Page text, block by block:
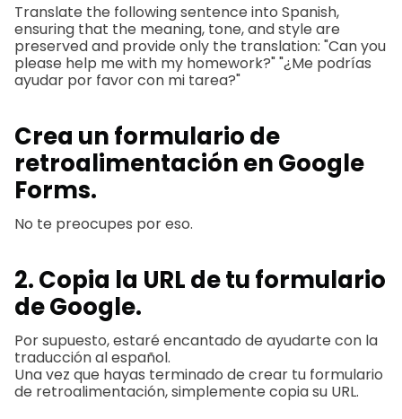
Translate the following sentence into Spanish,
ensuring that the meaning, tone, and style are
preserved and provide only the translation: "Can you
please help me with my homework?" "¿Me podrías
ayudar por favor con mi tarea?"
Crea un formulario de
retroalimentación en Google
Forms.
No te preocupes por eso.
2. Copia la URL de tu formulario
de Google.
Por supuesto, estaré encantado de ayudarte con la
traducción al español.
Una vez que hayas terminado de crear tu formulario
de retroalimentación, simplemente copia su URL.